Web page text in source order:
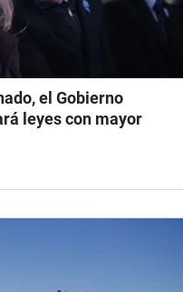
el Gobierno
leyes con mayor